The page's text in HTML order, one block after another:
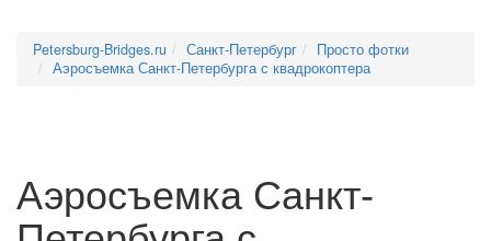
Petersburg-Bridges.ru Санкт-Петербург
Просто фотки
Аэросъемка Санкт-Петербурга с квадрокоптера
Аэросъемка Санкт-